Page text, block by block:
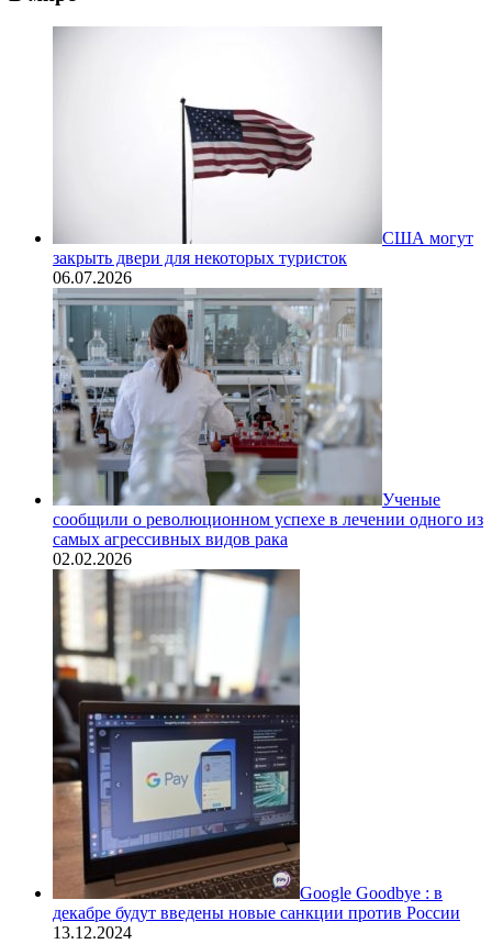
США могут
закрыть двери для некоторых туристок
06.07.2026
Ученые
сообщили о революционном успехе в лечении одного из
самых агрессивных видов рака
02.02.2026
Google Goodbye : в
декабре будут введены новые санкции против России
13.12.2024